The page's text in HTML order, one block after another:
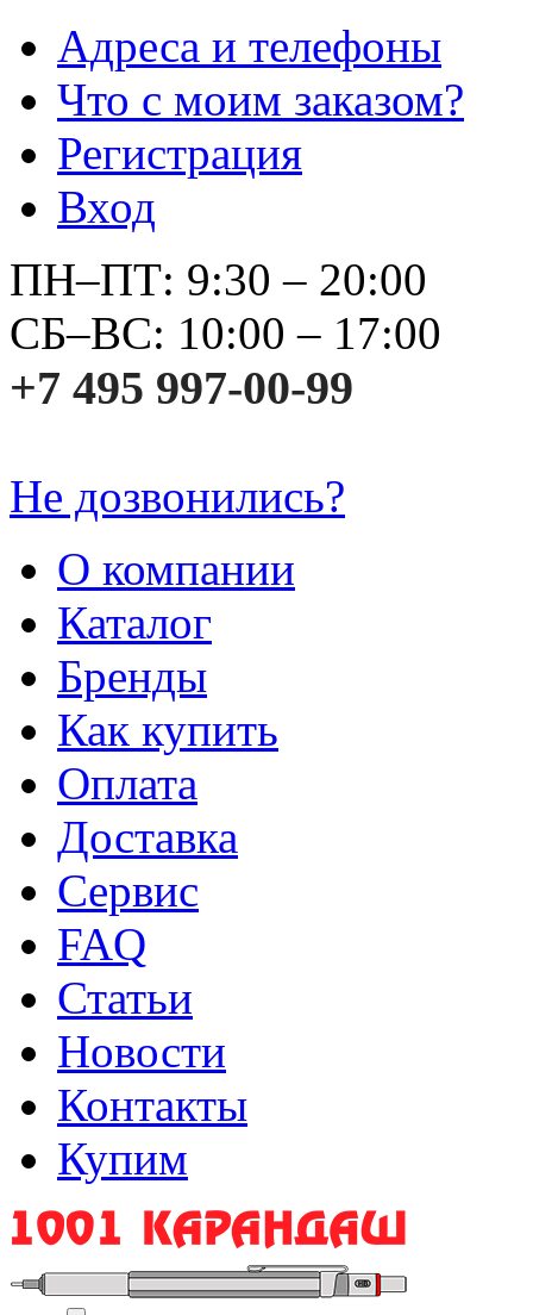
Адреса и телефоны
Что с моим заказом?
Регистрация
Вход
ПН–ПТ: 9:30 – 20:00
СБ–ВС: 10:00 – 17:00
+7 495 997-00-99
Не дозвонились?
О компании
Каталог
Бренды
Как купить
Оплата
Доставка
Сервис
FAQ
Статьи
Новости
Контакты
Купим